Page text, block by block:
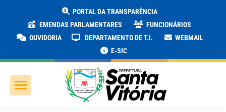
PORTAL DA TRANSPARÊNCIA
EMENDAS PARLAMENTARES
FUNCIONÁRIOS
OUVIDORIA
DEPARTAMENTO DE T.I.
WEBMAIL
E-SIC